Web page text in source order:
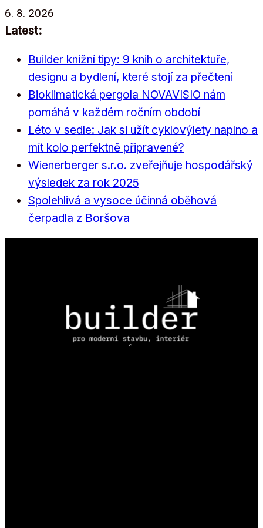
Přeskočit
na
6. 8. 2026
Latest:
Builder knižní tipy: 9 knih o architektuře,
designu a bydlení, které stojí za přečtení
Bioklimatická pergola NOVAVISIO nám
pomáhá v každém ročním období
Léto v sedle: Jak si užít cyklovýlety naplno a
mít kolo perfektně připravené?
Wienerberger s.r.o. zveřejňuje hospodářský
výsledek za rok 2025
Spolehlivá a vysoce účinná oběhová
čerpadla z Boršova